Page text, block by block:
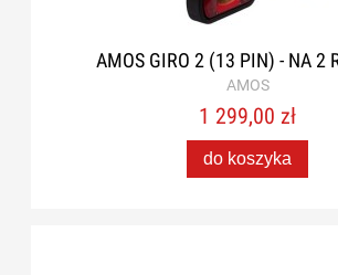
AMOS GIRO 2 (13 PIN) - NA 2
AMOS
1 299,00 zł
do koszyka